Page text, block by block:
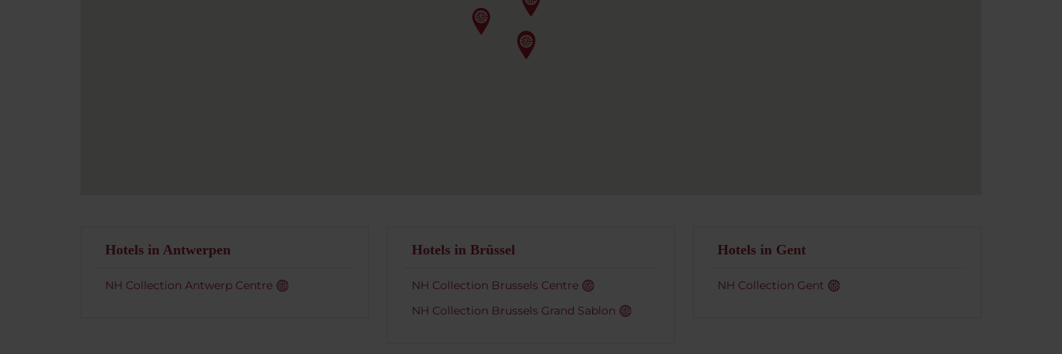
Hotels in Antwerpen
NH Collection Antwerp Centre
Hotels in Brüssel
NH Collection Brussels Centre
NH Collection Brussels Grand Sablon
Hotels in Gent
NH Collection Gent